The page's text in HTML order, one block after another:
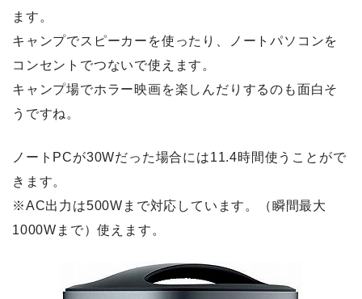
ます。
キャンプでスピーカーを使ったり、ノートパソコンを
コンセントでつないで使えます。
キャンプ場でホラー映画を楽しんだりするのも面白そ
うですね。
ノートPCが30Wだった場合には11.4時間使うことがで
きます。
※AC出力は500Wまで対応しています。（瞬間最大
1000Wまで）使えます。